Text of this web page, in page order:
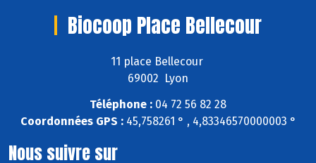
Biocoop Place Bellecour
11 place Bellecour
69002 Lyon
Téléphone : 04 72 56 82 28
Coordonnées GPS :45,758261 ° , 4,83346570000003 °
Nous suivre sur